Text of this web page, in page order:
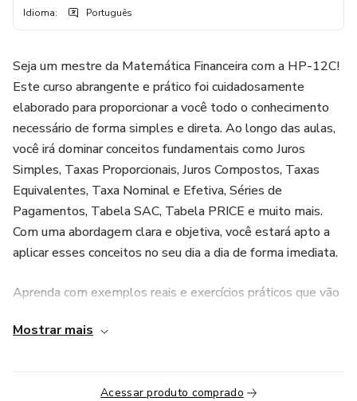
Idioma: Português
Seja um mestre da Matemática Financeira com a HP-12C!
Este curso abrangente e prático foi cuidadosamente
elaborado para proporcionar a você todo o conhecimento
necessário de forma simples e direta. Ao longo das aulas,
você irá dominar conceitos fundamentais como Juros
Simples, Taxas Proporcionais, Juros Compostos, Taxas
Equivalentes, Taxa Nominal e Efetiva, Séries de
Pagamentos, Tabela SAC, Tabela PRICE e muito mais.
Com uma abordagem clara e objetiva, você estará apto a
aplicar esses conceitos no seu dia a dia de forma imediata.
Aprenda com exemplos reais e exercícios práticos que vão
reais. Além disso, conte com suporte personalizado via e-
mais o seu aprendizado.
Mostrar mais
Acessar produto comprado